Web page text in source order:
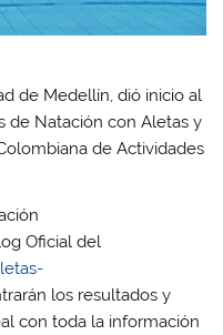
de Medellín, dió inicio al
de Natación con Aletas y
de Actividades
Oficial del
los resultados y
con toda la información